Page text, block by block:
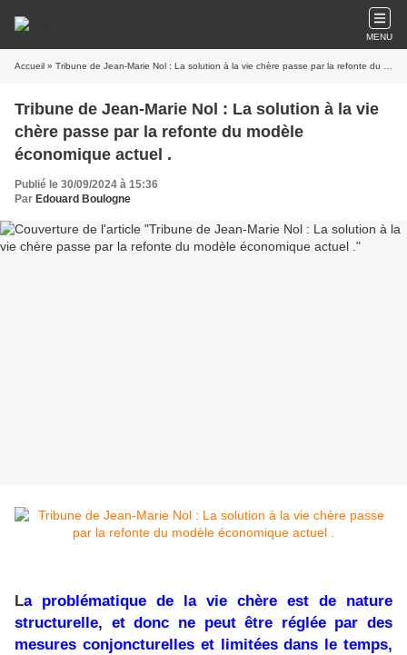
MENU
Accueil » Tribune de Jean-Marie Nol : La solution à la vie chère passe par la refonte du modèle économique actuel .
Tribune de Jean-Marie Nol : La solution à la vie
chère passe par la refonte du modèle
économique actuel .
Publié le 30/09/2024 à 15:36
Par Edouard Boulogne
La problématique de la vie chère est de nature
structurelle, et donc ne peut être réglée par des
mesures conjoncturelles et limitées dans le temps,